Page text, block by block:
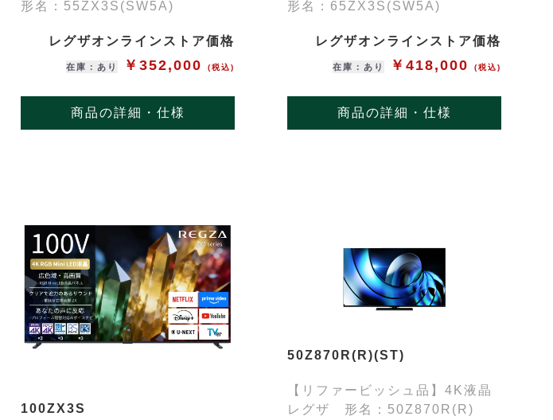
形名：55ZX3S(SW5A)
レグザオンラインストア価格
在庫：あり ￥352,000(税込)
商品の詳細・仕様
形名：65ZX3S(SW5A)
レグザオンラインストア価格
在庫：あり ￥418,000(税込)
商品の詳細・仕様
100ZX3S
50Z870R(R)(ST)
【リファービッシュ品】4K液晶
レグザ 形名：50Z870R(R)